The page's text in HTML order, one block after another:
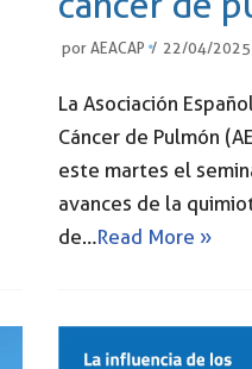
por AEACAP 22/04/2025
La Asociación
Cáncer de Pulmón
este martes el
avances de la
de…Read More »